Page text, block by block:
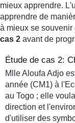
mieux apprendre.
apprendre de
à mieux se
cas 2 avant de
Étude de cas 2:
Mlle Aloufa Adjo
année (CM1) à
au Togo ; elle
direction et
d'utiliser des